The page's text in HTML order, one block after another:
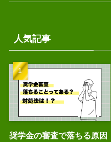
人気記事
奨学金の審査で落ちる原因